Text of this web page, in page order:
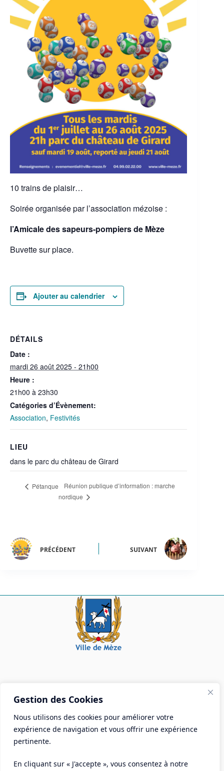
Gestion des Cookies
Nous utilisons des cookies pour améliorer votre
expérience de navigation et vous offrir une expérience
pertinente.
En cliquant sur « J'accepte », vous consentez à notre
10 trains de plaisir…
Soirée organisée par l’association mézoise :
l’Amicale des sapeurs-pompiers de Mèze
Buvette sur place.
Ajouter au calendrier
DÉTAILS
Date :
mardi 26 août 2025 - 21h00
Heure :
21h00 à 23h30
Catégories d’Évènement:
Association, Festivités
LIEU
dans le parc du château de Girard
Pétanque
Réunion publique d’information : marche
nordique
PRÉCÉDENT SUIVANT
Mairie de Mèze
Place Aristide Briand - BP 28 34140 Mèze
Tél :04 67 18 30 30
Mail :